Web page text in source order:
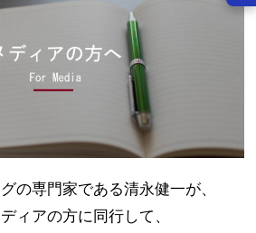
の専門家である清永健一が、
ィアの方に同行して、